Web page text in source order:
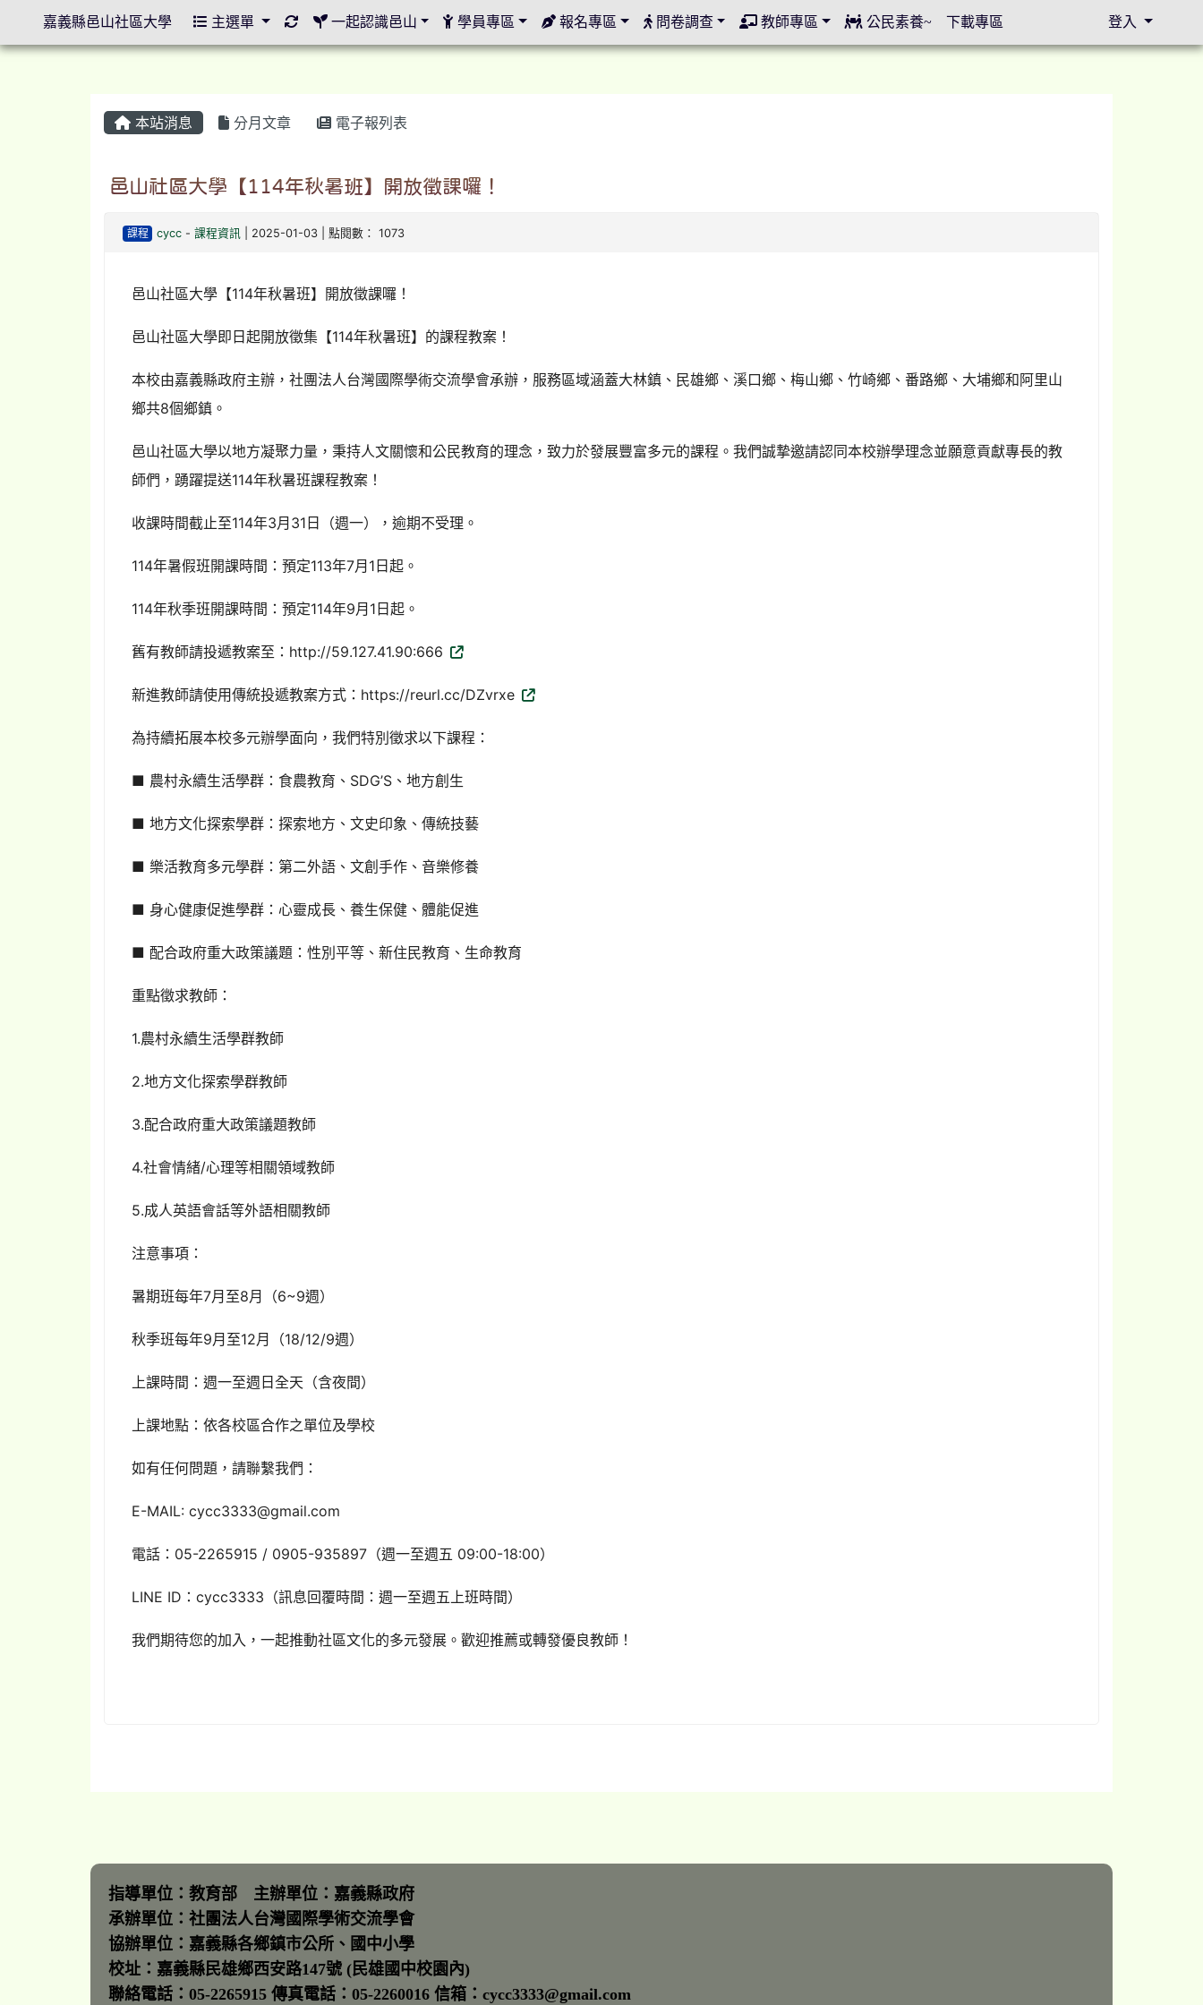
本站消息 分月文章 電子報列表
邑山社區大學【114年秋暑班】開放徵課囉！
課程 cycc -課程資訊 | 2025-01-03 | 點閱數： 1073
邑山社區大學【114年秋暑班】開放徵課囉！
邑山社區大學即日起開放徵集【114年秋暑班】的課程教案！
本校由嘉義縣政府主辦，社團法人台灣國際學術交流學會承辦，服務區域涵蓋大林鎮、民雄鄉、溪口鄉、梅山鄉、竹崎鄉、番路鄉、大埔鄉和阿里山
鄉共8個鄉鎮。
邑山社區大學以地方凝聚力量，秉持人文關懷和公民教育的理念，致力於發展豐富多元的課程。我們誠摯邀請認同本校辦學理念並願意貢獻專長的教
師們，踴躍提送114年秋暑班課程教案！
收課時間截止至114年3月31日（週一），逾期不受理。
114年暑假班開課時間：預定113年7月1日起。
114年秋季班開課時間：預定114年9月1日起。
舊有教師請投遞教案至：http://59.127.41.90:666
新進教師請使用傳統投遞教案方式：https://reurl.cc/DZvrxe
為持續拓展本校多元辦學面向，我們特別徵求以下課程：
■ 農村永續生活學群：食農教育、SDG’S、地方創生
■ 地方文化探索學群：探索地方、文史印象、傳統技藝
■ 樂活教育多元學群：第二外語、文創手作、音樂修養
■ 身心健康促進學群：心靈成長、養生保健、體能促進
■ 配合政府重大政策議題：性別平等、新住民教育、生命教育
重點徵求教師：
1.農村永續生活學群教師
2.地方文化探索學群教師
3.配合政府重大政策議題教師
4.社會情緒/心理等相關領域教師
5.成人英語會話等外語相關教師
注意事項：
暑期班每年7月至8月（6~9週）
秋季班每年9月至12月（18/12/9週）
上課時間：週一至週日全天（含夜間）
上課地點：依各校區合作之單位及學校
如有任何問題，請聯繫我們：
E-MAIL: cycc3333@gmail.com
電話：05-2265915 / 0905-935897（週一至週五 09:00-18:00）
LINE ID：cycc3333（訊息回覆時間：週一至週五上班時間）
我們期待您的加入，一起推動社區文化的多元發展。歡迎推薦或轉發優良教師！
指導單位：教育部 主辦單位：嘉義縣政府
承辦單位：社團法人台灣國際學術交流學會
協辦單位：嘉義縣各鄉鎮市公所、國中小學
校址：嘉義縣民雄鄉西安路147號 (民雄國中校園內)
聯絡電話：05-2265915 傳真電話：05-2260016 信箱：cycc3333@gmail.com
嘉義縣邑山社區大學 主選單 重新取得佈景設定
一起認識邑山 學員專區 報名專區 問卷調查 教師專區 公民素養~ 下載專區 登入